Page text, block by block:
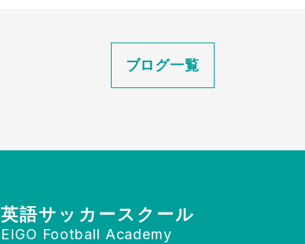
ブログ一覧
英語サッカースクール
EIGO Football Academy